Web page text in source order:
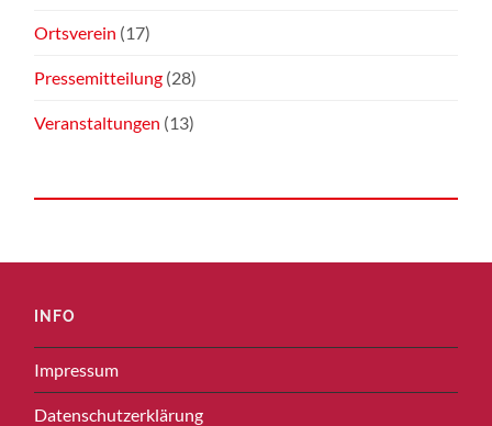
Ortsverein (17)
Pressemitteilung (28)
Veranstaltungen (13)
INFO
Impressum
Datenschutzerklärung